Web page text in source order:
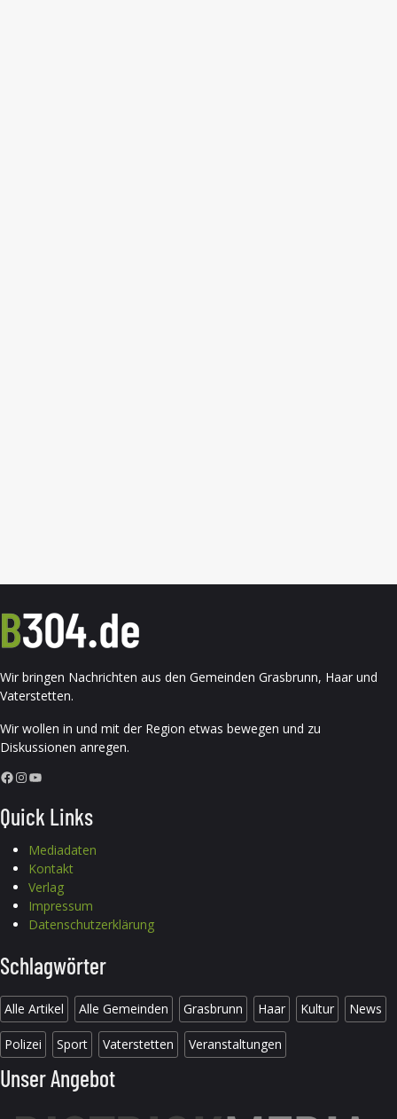
Wir bringen Nachrichten aus den Gemeinden Grasbrunn, Haar und
Vaterstetten.
Wir wollen in und mit der Region etwas bewegen und zu
Diskussionen anregen.
Facebook InstagramYouTube
Quick Links
Mediadaten
Kontakt
Verlag
Impressum
Datenschutzerklärung
Schlagwörter
Alle Artikel Alle Gemeinden Grasbrunn Haar Kultur News
Polizei Sport Vaterstetten Veranstaltungen
Unser Angebot